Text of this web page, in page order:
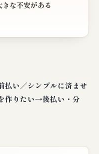
きな不安がある
い／シンプルに済ませ
作りたい→後払い・分